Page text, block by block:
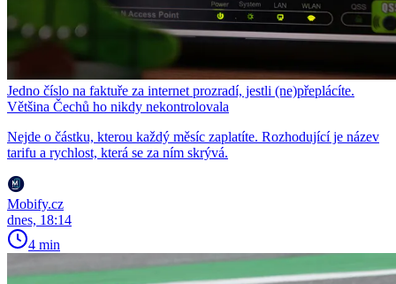
Jedno číslo na faktuře za internet prozradí, jestli (ne)přeplácíte.
Většina Čechů ho nikdy nekontrolovala
Nejde o částku, kterou každý měsíc zaplatíte. Rozhodující je název
tarifu a rychlost, která se za ním skrývá.
Mobify.cz
dnes, 18:14
4 min